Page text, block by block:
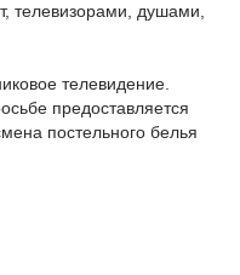
телевизорами, душами,
телевидение.
предоставляется
постельного белья